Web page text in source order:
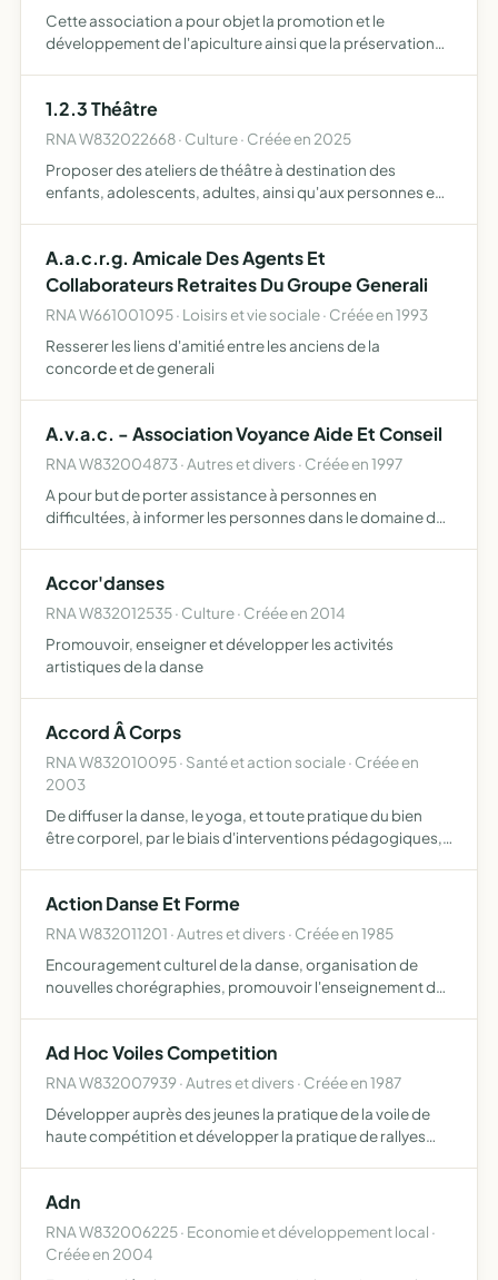
Cette association a pour objet la promotion et le
développement de l'apiculture ainsi que la préservation
1.2.3 Théâtre
RNA W832022668 · Culture · Créée en 2025
Proposer des ateliers de théâtre à destination des
enfants, adolescents, adultes, ainsi qu'aux personnes en
travaux…
A.a.c.r.g. Amicale Des Agents Et
Collaborateurs Retraites Du Groupe Generali
RNA W661001095 · Loisirs et vie sociale · Créée en 1993
Resserer les liens d'amitié entre les anciens de la
concorde et de generali
A.v.a.c. - Association Voyance Aide Et Conseil
RNA W832004873 · Autres et divers · Créée en 1997
A pour but de porter assistance à personnes en
difficultées, à informer les personnes dans le domaine du
Accor'danses
RNA W832012535 · Culture · Créée en 2014
Promouvoir, enseigner et développer les activités
artistiques de la danse
Accord Â Corps
RNA W832010095 · Santé et action sociale · Créée en
2003
De diffuser la danse, le yoga, et toute pratique du bien
être corporel, par le biais d'interventions pédagogiques,
Action Danse Et Forme
RNA W832011201 · Autres et divers · Créée en 1985
Encouragement culturel de la danse, organisation de
nouvelles chorégraphies, promouvoir l'enseignement de
physiques …
Ad Hoc Voiles Competition
RNA W832007939 · Autres et divers · Créée en 1987
Développer auprès des jeunes la pratique de la voile de
haute compétition et développer la pratique de rallyes
Adn
RNA W832006225 · Economie et développement local ·
Créée en 2004